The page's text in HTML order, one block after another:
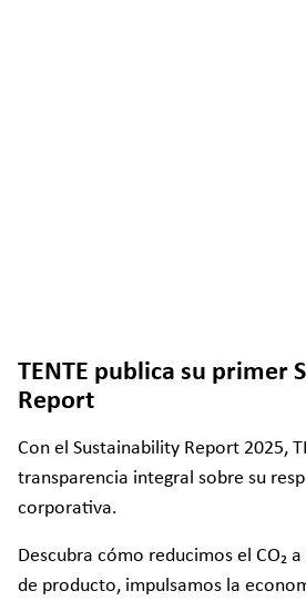
TENTE publica su primer
Report
Con el Sustainability Report 2025,
transparencia integral sobre su
corporativa.
Descubra cómo reducimos el CO₂
de producto, impulsamos la